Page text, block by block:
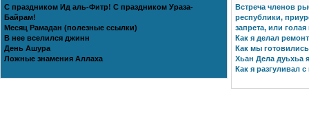
С праздником Ид аль-Фитр! С праздником Ураза-
Байрам!
Месяц Рамадан (полезные ссылки)
В нее вселился джинн
День Ашура
Ложные знамения Аллаха
Встреча членов
республики,
запрета, или
Как я делал
Как мы
Хьан Дела дуьхьа
Как я разгуливал